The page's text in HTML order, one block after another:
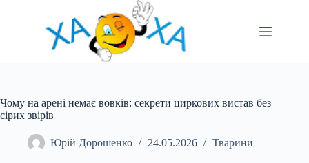
Чому на арені немає вовків: секрети циркових вистав без
сірих звірів
Юрій Дорошенко 24.05.2026 Тварини